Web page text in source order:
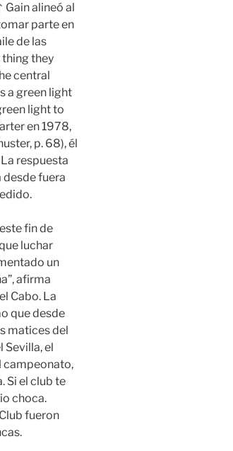
alineó al
parte en
de las
thing they
central
a green light
light to
en 1978,
p. 68), él
respuesta
desde fuera
fin de
luchar
un
afirma
Cabo. La
que desde
matices del
Sevilla, el
campeonato,
Si el club te
choca.
fueron